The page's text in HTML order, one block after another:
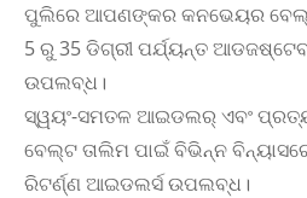
ପୁଲିରେ ଆପଣଙ୍କର କନଭେୟର
5 ରୁ 35 ଡିଗ୍ରୀ ପର୍ଯ୍ୟନ୍ତ
ଉପଲବ୍ଧ।
ସ୍ୱୟଂ-ସମତଳ ଆଇଡଲର୍ ଏବଂ
ବେଲ୍ଟ ତାଲିମ ପାଇଁ ବିଭିନ୍ନ
ରିଟର୍ଣ୍ଣ ଆଇଡଲର୍ସ ଉପଲବ୍ଧ।